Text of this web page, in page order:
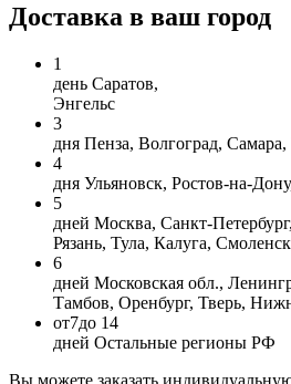
Доставка в ваш город
1
день Саратов,
Энгельс
3
дня Пенза, Волгоград,
4
дня Ульяновск, Ростов-на-
5
дней Москва, Санкт-
Рязань, Тула, Калуга,
6
дней Московская обл.,
Тамбов, Оренбург, Тверь,
от7до 14
дней Остальные регионы РФ
Вы можете заказать